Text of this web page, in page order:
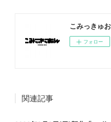
こみっきゅ
フォロー
関連記事